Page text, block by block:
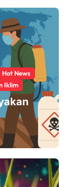
Hot News
Iklim